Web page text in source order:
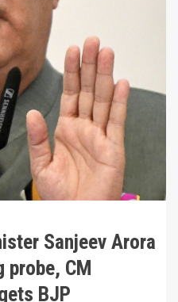
Sanjeev Arora
probe, CM
BJP